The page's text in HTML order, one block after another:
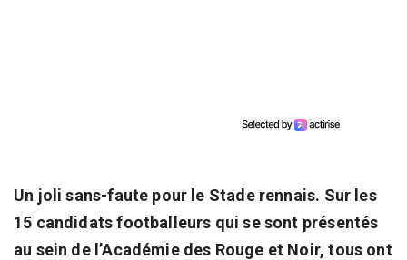
Un joli sans-faute pour le Stade rennais. Sur les
15 candidats footballeurs qui se sont présentés
au sein de l’Académie des Rouge et Noir, tous ont